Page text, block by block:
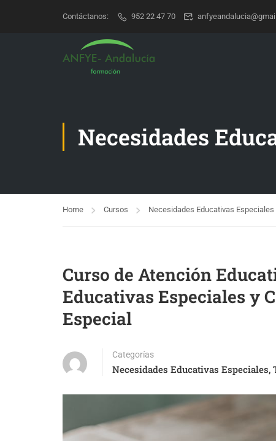
Contáctanos: 952 22 47 70
Necesidades
Home Cursos Necesidades Educativas Especiales
Curso de Atención
Educativas Especiales y
Especial
Categorías
Necesidades Educativas Especiales,